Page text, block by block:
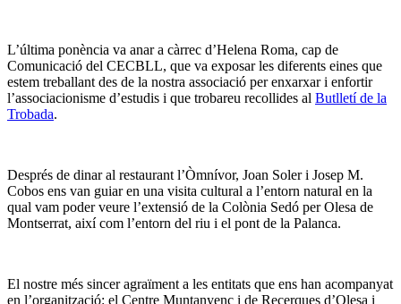
L’última ponència va anar a càrrec d’Helena Roma, cap de
Comunicació del CECBLL, que va exposar les diferents eines que
estem treballant des de la nostra associació per enxarxar i enfortir
l’associacionisme d’estudis i que trobareu recollides al Butlletí de la
Trobada.
Després de dinar al restaurant l’Òmnívor, Joan Soler i Josep M.
Cobos ens van guiar en una visita cultural a l’entorn natural en la
qual vam poder veure l’extensió de la Colònia Sedó per Olesa de
Montserrat, així com l’entorn del riu i el pont de la Palanca.
El nostre més sincer agraïment a les entitats que ens han acompanyat
en l’organització: el Centre Muntanyenc i de Recerques d’Olesa i